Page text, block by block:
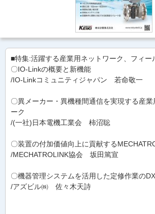
■特集:活躍する産業用ネットワーク、フィ
〇IO-Linkの概要と新機能
/IO-Linkコミュニティジャパン 若命敬一
〇異メーカー・異機種間通信を実現する産
ーク
/(一社)日本電機工業会 柿沼聡
〇装置の付加価値向上に貢献する
/MECHATROLINK協会 坂田篤宣
〇機器管理システムを活用した定修作業の
/アズビル㈱ 佐々木天詩